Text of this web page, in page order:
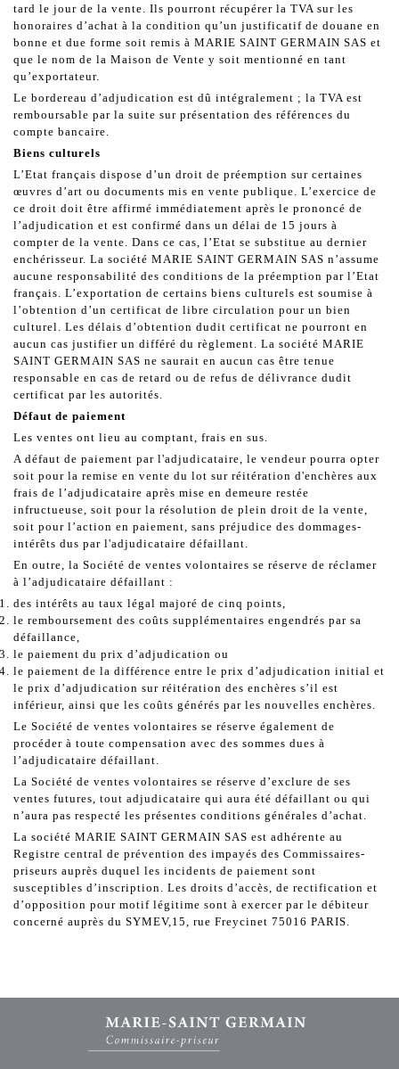
tard le jour de la vente. Ils pourront récupérer la TVA sur les
honoraires d’achat à la condition qu’un justificatif de douane en
bonne et due forme soit remis à MARIE SAINT GERMAIN SAS et
que le nom de la Maison de Vente y soit mentionné en tant
qu’exportateur.
Le bordereau d’adjudication est dû intégralement ; la TVA est
remboursable par la suite sur présentation des références du
compte bancaire.
Biens culturels
L’Etat français dispose d’un droit de préemption sur certaines
œuvres d’art ou documents mis en vente publique. L’exercice de
ce droit doit être affirmé immédiatement après le prononcé de
l’adjudication et est confirmé dans un délai de 15 jours à
compter de la vente. Dans ce cas, l’Etat se substitue au dernier
enchérisseur. La société MARIE SAINT GERMAIN SAS n’assume
aucune responsabilité des conditions de la préemption par l’Etat
français. L’exportation de certains biens culturels est soumise à
l’obtention d’un certificat de libre circulation pour un bien
culturel. Les délais d’obtention dudit certificat ne pourront en
aucun cas justifier un différé du règlement. La société MARIE
SAINT GERMAIN SAS ne saurait en aucun cas être tenue
responsable en cas de retard ou de refus de délivrance dudit
certificat par les autorités.
Défaut de paiement
Les ventes ont lieu au comptant, frais en sus.
A défaut de paiement par l'adjudicataire, le vendeur pourra opter
soit pour la remise en vente du lot sur réitération d'enchères aux
frais de l’adjudicataire après mise en demeure restée
infructueuse, soit pour la résolution de plein droit de la vente,
soit pour l’action en paiement, sans préjudice des dommages-
intérêts dus par l'adjudicataire défaillant.
En outre, la Société de ventes volontaires se réserve de réclamer
à l’adjudicataire défaillant :
des intérêts au taux légal majoré de cinq points,
le remboursement des coûts supplémentaires engendrés par sa
défaillance,
le paiement du prix d’adjudication ou
le paiement de la différence entre le prix d’adjudication initial et
le prix d’adjudication sur réitération des enchères s’il est
inférieur, ainsi que les coûts générés par les nouvelles enchères.
Le Société de ventes volontaires se réserve également de
procéder à toute compensation avec des sommes dues à
l’adjudicataire défaillant.
La Société de ventes volontaires se réserve d’exclure de ses
ventes futures, tout adjudicataire qui aura été défaillant ou qui
n’aura pas respecté les présentes conditions générales d’achat.
La société MARIE SAINT GERMAIN SAS est adhérente au
Registre central de prévention des impayés des Commissaires-
priseurs auprès duquel les incidents de paiement sont
susceptibles d’inscription. Les droits d’accès, de rectification et
d’opposition pour motif légitime sont à exercer par le débiteur
concerné auprès du SYMEV,15, rue Freycinet 75016 PARIS.